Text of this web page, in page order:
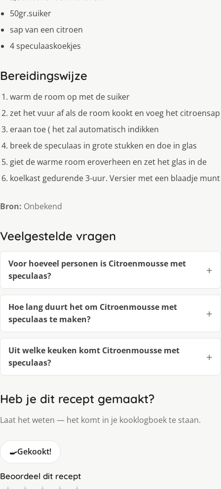
50gr.suiker
sap van een citroen
4 speculaaskoekjes
Bereidingswijze
warm de room op met de suiker
zet het vuur af als de room kookt en voeg het citroensap
eraan toe ( het zal automatisch indikken
breek de speculaas in grote stukken en doe in glas
giet de warme room eroverheen en zet het glas in de
koelkast gedurende 3-uur. Versier met een blaadje munt
Bron: Onbekend
Veelgestelde vragen
Voor hoeveel personen is Citroenmousse met
speculaas?
Hoe lang duurt het om Citroenmousse met
speculaas te maken?
Uit welke keuken komt Citroenmousse met
speculaas?
Heb je dit recept gemaakt?
Laat het weten — het komt in je kooklogboek te staan.
🍳Gekookt!
Beoordeel dit recept